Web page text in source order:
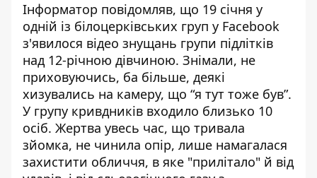
Інформатор повідомляв, що 19 січня у
одній із білоцерківських груп у Facebook
з'явилося відео знущань групи підлітків
над 12-річною дівчиною. Знімали, не
приховуючись, ба більше, деякі
хизувались на камеру, що “я тут тоже був”.
У групу кривдників входило близько 10
осіб. Жертва увесь час, що тривала
зйомка, не чинила опір, лише намагалася
захистити обличчя, в яке "прилітало" й від